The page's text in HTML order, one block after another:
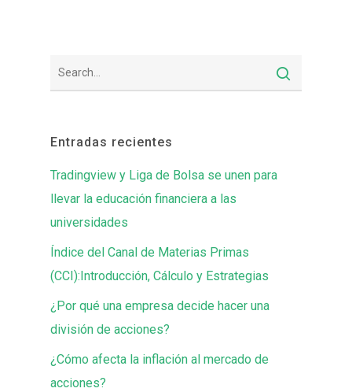
Entradas recientes
Tradingview y Liga de Bolsa se unen para
llevar la educación financiera a las
universidades
Índice del Canal de Materias Primas
(CCI):Introducción, Cálculo y Estrategias
¿Por qué una empresa decide hacer una
división de acciones?
¿Cómo afecta la inflación al mercado de
acciones?